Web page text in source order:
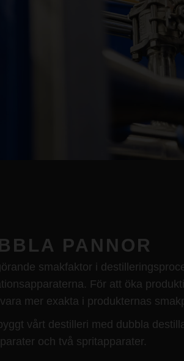
PANNOR
smakfaktor i
För att öka
mer exakta i produkternas
vårt destilleri med dubbla
och två spritapparater.